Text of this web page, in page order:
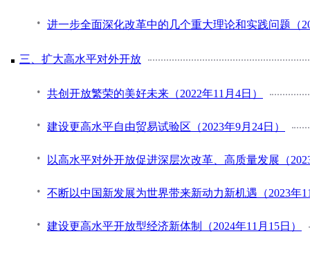
进一步全面深化改革中的几个重大理论和实践问题（
三、扩大高水平对外开放
共创开放繁荣的美好未来（2022年11月4日）
建设更高水平自由贸易试验区（2023年9月24日）
以高水平对外开放促进深层次改革、高质量发展（
不断以中国新发展为世界带来新动力新机遇（2023年
建设更高水平开放型经济新体制（2024年11月15日）